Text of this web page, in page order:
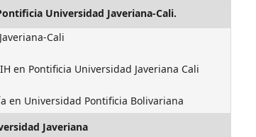
Universidad Javeriana-Cali.
Cali
en Pontificia Universidad Javeriana Cali
en Universidad Pontificia Bolivariana
Javeriana